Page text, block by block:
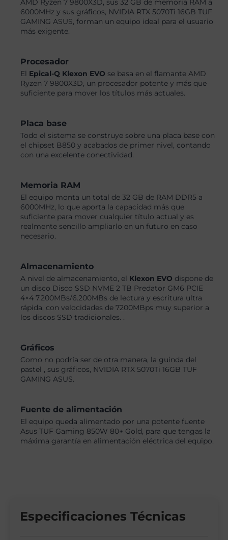
AMD Ryzen 7 9800X3D, sus 32 GB de memoria RAM a
6000MHz y sus gráficos, NVIDIA RTX 5070Ti 16GB TUF
GAMING ASUS, forman un equipo ideal para el usuario
más exigente.
Procesador
El Epical-Q Klexon EVO se basa en el flamante AMD
Ryzen 7 9800X3D, un procesador potente y más que
suficiente para mover los títulos más actuales.
Placa base
Todo el sistema se construye sobre una placa base con
el chipset B850 y acabados de primer nivel, contando
con una excelente conectividad.
Memoria RAM
El equipo monta un total de 32 GB de RAM DDR5 a
6000MHz, lo que aporta la capacidad más que
suficiente para mover cualquier título actual y es
realmente sencillo ampliarlo en un futuro en caso
necesario.
Almacenamiento
A nivel de almacenamiento, el Klexon EVO dispone de
un disco Disco SSD NVME 2 TB Predator GM6 PCIE
4×4 7.200MBs/6.200MBs de lectura y escritura ultra
rápida, con velocidades de 7200MBps muy superior a
los discos SSD tradicionales. .
Gráficos
Como no podría ser de otra manera, la guinda del
pastel , sus gráficos, NVIDIA RTX 5070Ti 16GB TUF
GAMING ASUS.
Fuente de alimentación
El equipo queda alimentado por una potente fuente
Asus TUF Gaming 850W 80+ Gold, para que tengas la
máxima garantía en alimentación eléctrica del equipo.
Especificaciones Técnicas